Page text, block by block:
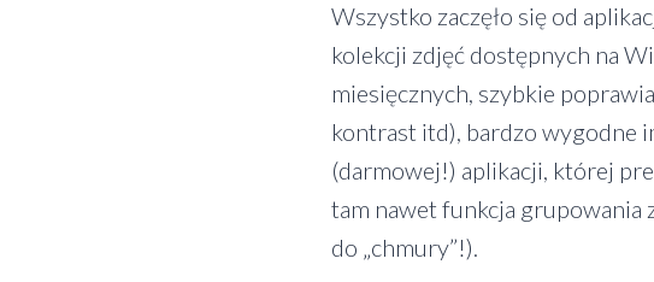
Wszystko zaczęło się od
kolekcji zdjęć dostępnych na
miesięcznych, szybkie
kontrast itd), bardzo wygodne
(darmowej!) aplikacji, której
tam nawet funkcja grupowania
do „chmury”!).